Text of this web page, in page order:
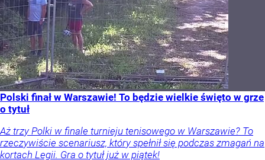
Polski finał w Warszawie! To będzie wielkie święto w grze
o tytuł
Aż trzy Polki w finale turnieju tenisowego w Warszawie? To
rzeczywiście scenariusz, który spełnił się podczas zmagań na
kortach Legii. Gra o tytuł już w piątek!